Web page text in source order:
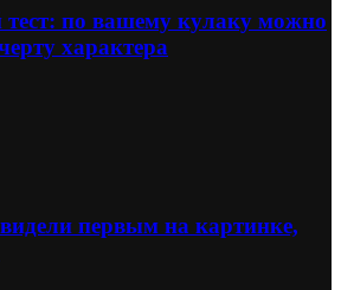
тест: по вашему кулаку можно
характера
первым на картинке,